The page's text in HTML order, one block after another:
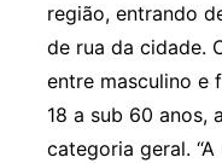
região, entrando
de rua da cidade.
entre masculino e
18 a sub 60 anos,
categoria geral.